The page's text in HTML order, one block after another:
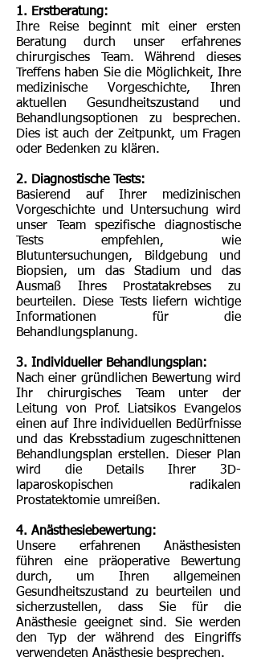
1. Erstberatung:
Ihre Reise beginnt mit einer ersten
Beratung durch unser erfahrenes
chirurgisches Team. Während dieses
Treffens haben Sie die Möglichkeit, Ihre
medizinische Vorgeschichte, Ihren
aktuellen Gesundheitszustand und
Behandlungsoptionen zu besprechen.
Dies ist auch der Zeitpunkt, um Fragen
oder Bedenken zu klären.
2. Diagnostische Tests:
Basierend auf Ihrer medizinischen
Vorgeschichte und Untersuchung wird
unser Team spezifische diagnostische
Tests empfehlen, wie
Blutuntersuchungen, Bildgebung und
Biopsien, um das Stadium und das
Ausmaß Ihres Prostatakrebses zu
beurteilen. Diese Tests liefern wichtige
Informationen für die
Behandlungsplanung.
3. Individueller Behandlungsplan:
Nach einer gründlichen Bewertung wird
Ihr chirurgisches Team unter der
Leitung von Prof. Liatsikos Evangelos
einen auf Ihre individuellen Bedürfnisse
und das Krebsstadium zugeschnittenen
Behandlungsplan erstellen. Dieser Plan
wird die Details Ihrer 3D-
laparoskopischen radikalen
Prostatektomie umreißen.
4. Anästhesiebewertung:
Unsere erfahrenen Anästhesisten
führen eine präoperative Bewertung
durch, um Ihren allgemeinen
Gesundheitszustand zu beurteilen und
sicherzustellen, dass Sie für die
Anästhesie geeignet sind. Sie werden
den Typ der während des Eingriffs
verwendeten Anästhesie besprechen.